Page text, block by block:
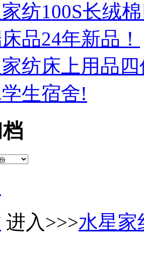
纺100S长绒
品24年新品！
纺床上用品
生宿舍!
进入>>>水星家